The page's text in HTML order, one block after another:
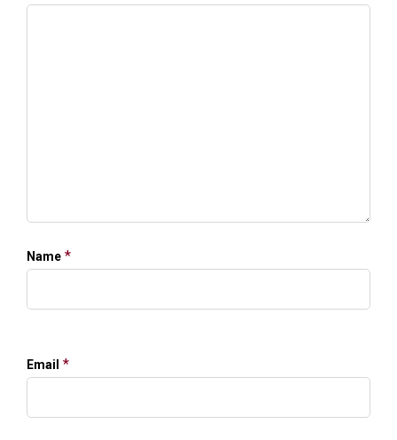
Name *
Email *